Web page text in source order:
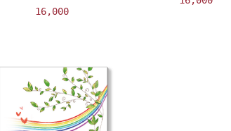
16,000